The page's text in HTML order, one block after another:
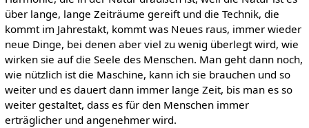
über lange, lange Zeiträume gereift und die Technik, die
kommt im Jahrestakt, kommt was Neues raus, immer wieder
neue Dinge, bei denen aber viel zu wenig überlegt wird, wie
wirken sie auf die Seele des Menschen. Man geht dann noch,
wie nützlich ist die Maschine, kann ich sie brauchen und so
weiter und es dauert dann immer lange Zeit, bis man es so
weiter gestaltet, dass es für den Menschen immer
erträglicher und angenehmer wird.